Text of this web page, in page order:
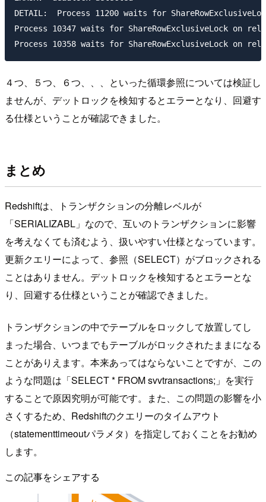
DETAIL:  Process 11200 waits for
Process 10347 waits for ShareRowExclusiveLock on
４つ、５つ、６つ、、、といった循環参照については検証し
ませんが、デットロックを検知するとエラーとなり、回避す
る仕様ということが確認できました。
まとめ
Redshiftは、トランザクションの分離レベルが
「SERIALIZABL」なので、互いのトランザクションに影響
を考えなくても済むよう、扱いやすい仕様となっています。
更新クエリーによって、参照（SELECT）がブロックされる
ことはありません。デットロックを検知するとエラーとな
り、回避する仕様ということが確認できました。
トランザクションの中でテーブルをロックして放置してし
まった場合、いつまでもテーブルがロックされたままになる
ことがありえます。本来あってはならないことですが、この
ような問題は「SELECT * FROM svvtransactions;」を実行
することで原因究明が可能です。また、この問題の影響を小
さくするため、Redshiftのクエリーのタイムアウト
（statementtimeoutパラメタ）を指定しておくことをお勧め
します。
この記事をシェアする